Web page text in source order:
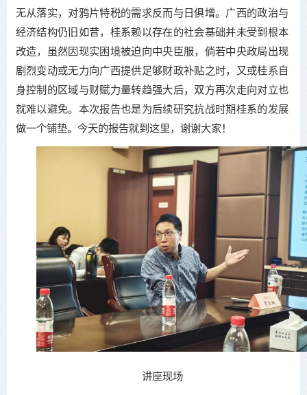
无从落实，对鸦片特税的需求反而与日俱增。广西的政治与
经济结构仍旧如昔，桂系赖以存在的社会基础并未受到根本
改造，虽然因现实困境被迫向中央臣服，倘若中央政局出现
剧烈变动或无力向广西提供足够财政补贴之时，又或桂系自
身控制的区域与财赋力量转趋强大后，双方再次走向对立也
就难以避免。本次报告也是为后续研究抗战时期桂系的发展
做一个铺垫。今天的报告就到这里，谢谢大家！
讲座现场